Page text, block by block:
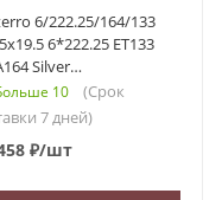
6/222.25/164/133
6*222.25 ET133
Silver
10
(Срок
7 дней)
₽/шт